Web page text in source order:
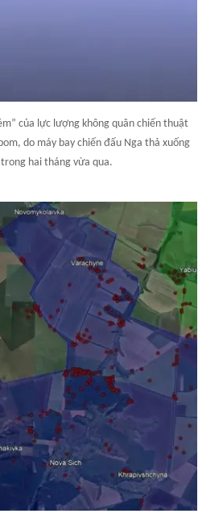
của lực lượng không quân chiến thuật
do máy bay chiến đấu Nga thả xuống
hai tháng vừa qua.